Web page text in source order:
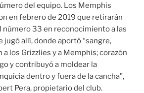
del equipo. Los Memphis
en febrero de 2019 que retirarán
número 33 en reconocimiento a las
jugó allí, donde aportó “sangre,
los Grizzlies y a Memphis; corazón
y contribuyó a moldear la
dentro y fuera de la cancha”,
Pera, propietario del club.